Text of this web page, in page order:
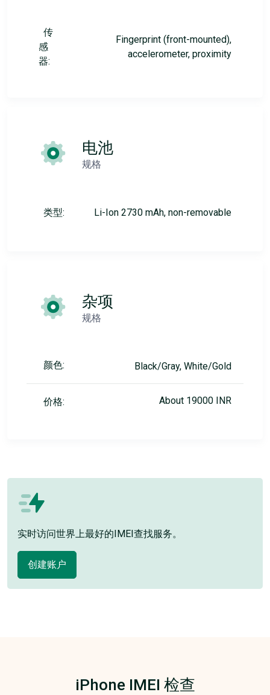
传
感
器:
Fingerprint (front-mounted),
accelerometer, proximity
电池
规格
类型: Li-Ion 2730 mAh, non-removable
杂项
规格
颜色: Black/Gray, White/Gold
价格: About 19000 INR
实时访问世界上最好的IMEI查找服务。
创建账户
iPhone IMEI 检查